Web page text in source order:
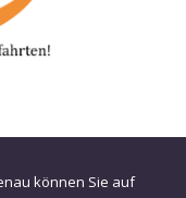
können Sie auf